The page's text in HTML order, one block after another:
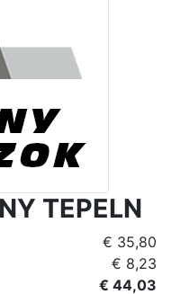
TEPELN
€ 35,80
€ 8,23
€ 44,03